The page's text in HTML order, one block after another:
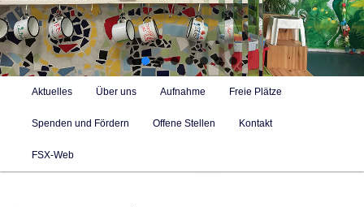
Hauptmenü
Aktuelles Über uns Aufnahme Freie Plätze
Spenden und Fördern Offene Stellen Kontakt
FSX-Web